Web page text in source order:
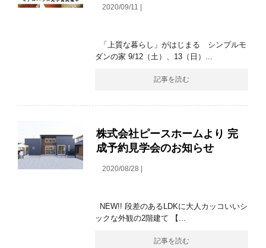
2020/09/11 |
「上質な暮らし」がはじまる シンプルモ
ダンの家 9/12（土）、13（日）...
記事を読む
株式会社ピースホームより 完
成予約見学会のお知らせ
2020/08/28 |
NEW!! 段差のあるLDKに大人カッコいいシ
ックな外観の2階建て 【...
記事を読む